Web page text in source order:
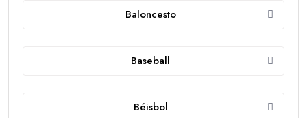
Baloncesto
Baseball
Béisbol